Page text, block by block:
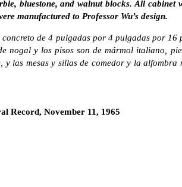
bluestone, and walnut blocks. All cabinet
manufactured to Professor Wu’s design.
concreto de 4 pulgadas por 4 pulgadas por
nogal y los pisos son de mármol italiano,
y las mesas y sillas de comedor y la
Record, November 11, 1965